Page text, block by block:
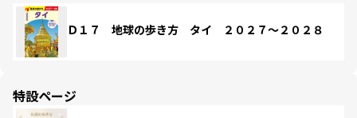
Ｄ１７ 地球の歩き方 タイ ２０２７～２０２８
特設ページ